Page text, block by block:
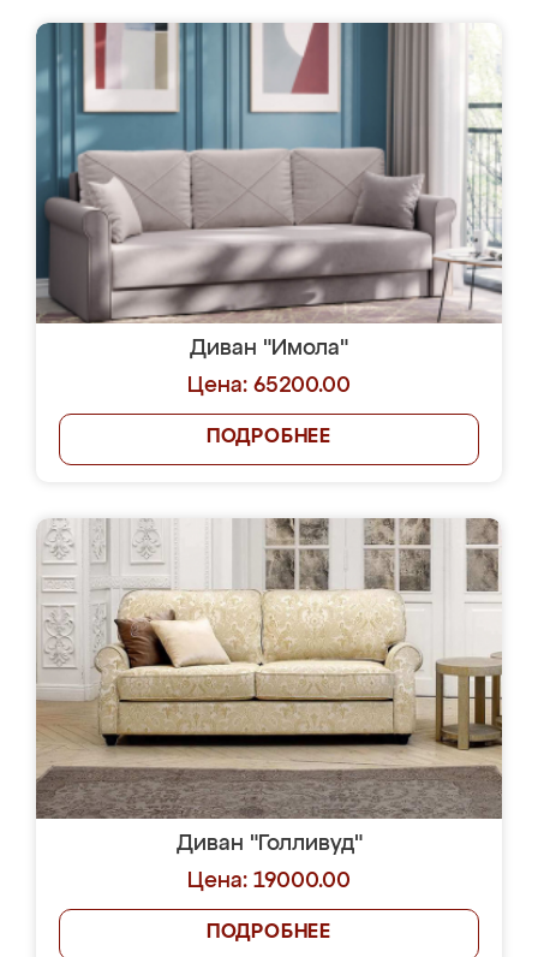
Диван "Имола"
Цена: 65200.00
ПОДРОБНЕЕ
Диван "Голливуд"
Цена: 19000.00
ПОДРОБНЕЕ